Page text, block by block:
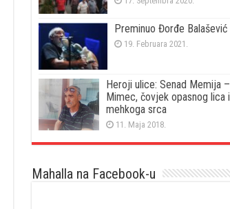
Preminuo Đorđe Balašević
19. Februara 2021.
Heroji ulice: Senad Memija –
Mimec, čovjek opasnog lica i
mehkoga srca
11. Maja 2018.
Mahalla na Facebook-u